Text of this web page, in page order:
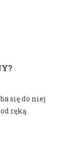
się do niej
ręką